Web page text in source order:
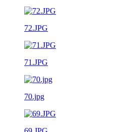
72.JPG
71.JPG
70.jpg